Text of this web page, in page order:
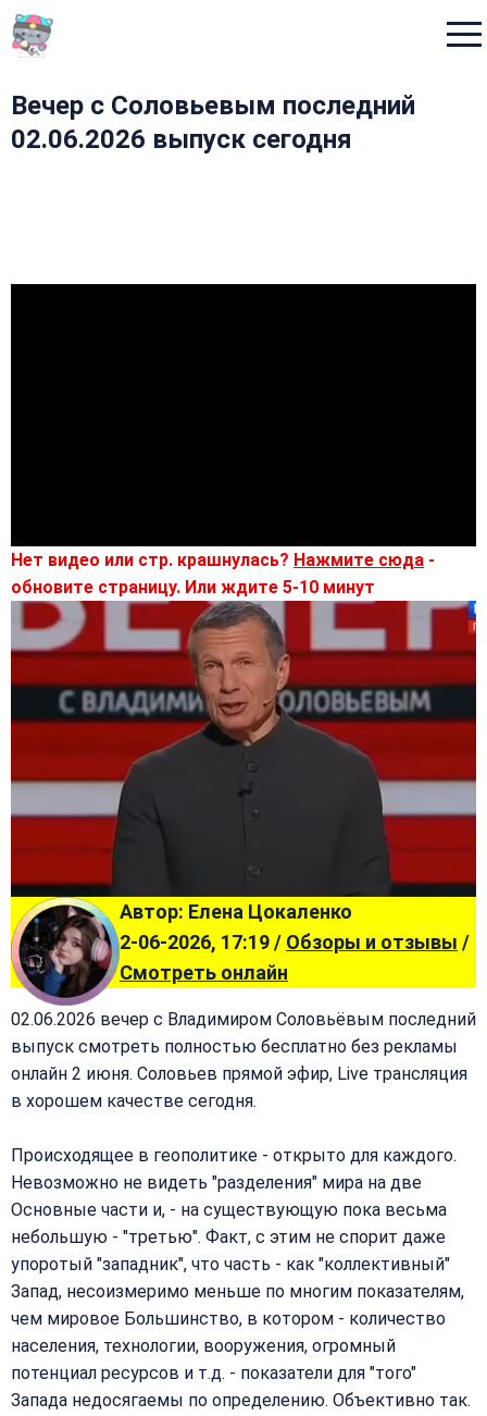
Вечер с Соловьевым последний
02.06.2026 выпуск сегодня
Нет видео или стр. крашнулась? Нажмите сюда -
обновите страницу. Или ждите 5-10 минут
Автор: Елена Цокаленко
2-06-2026, 17:19 / Обзоры и отзывы /
Смотреть онлайн
02.06.2026 вечер с Владимиром Соловьёвым последний
выпуск смотреть полностью бесплатно без рекламы
онлайн 2 июня. Соловьев прямой эфир, Live трансляция
в хорошем качестве сегодня.
Происходящее в геополитике - открыто для каждого.
Невозможно не видеть "разделения" мира на две
Основные части и, - на существующую пока весьма
небольшую - "третью". Факт, с этим не спорит даже
упоротый "западник", что часть - как "коллективный"
Запад, несоизмеримо меньше по многим показателям,
чем мировое Большинство, в котором - количество
населения, технологии, вооружения, огромный
потенциал ресурсов и т.д. - показатели для "того"
Запада недосягаемы по определению. Объективно так.